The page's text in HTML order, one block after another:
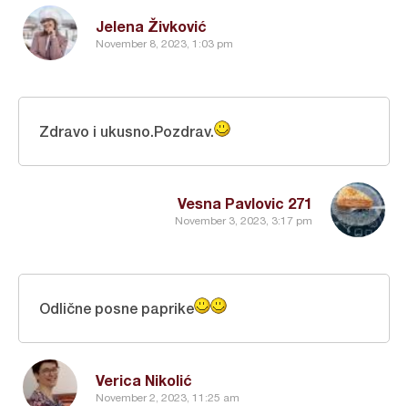
Jelena Živković
November 8, 2023, 1:03 pm
Vesna Pavlovic 271
November 3, 2023, 3:17 pm
Zdravo i ukusno.Pozdrav.
Verica Nikolić
November 2, 2023, 11:25 am
Odlične posne paprike